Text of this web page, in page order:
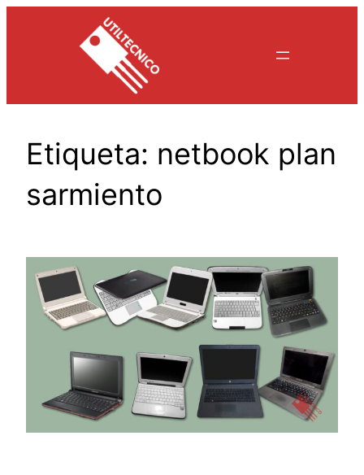
Etiqueta: netbook plan
sarmiento